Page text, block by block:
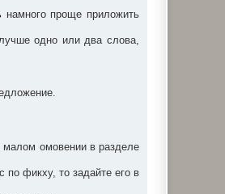
намного проще приложить
одно или два слова,
малом омовении в разделе
фикху, то задайте его в